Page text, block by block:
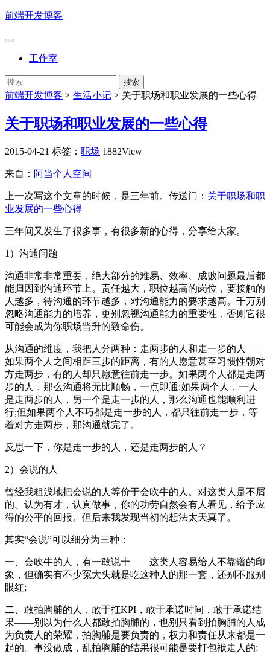
前端开发博客
工作室
前端开发博客 > 生活小记 > 关于职场和职业发展的一些心得
关于职场和职业发展的一些心得
2015-04-21 标签： 职场 1882View
来自： 阿当个人空间
上一次写这个文章的时候，是三年前。传送门： 关于职场和职
业发展的一些心得
三年间又发生了很多事，有很多新的心得，分享给大家。
1）沟通问题
沟通非常非常重要，绝大部分的难易、效率、成败问题最后都
能归因到沟通环节上。责任越大，职位越高的岗位，要接触的
人越多，待沟通的环节越多，对沟通能力的要求越高。千万别
忽略沟通能力的培养，更别忽视沟通能力的重要性，否则它很
可能会成为你职场晋升的致命伤。
从沟通的维度，我把人分两种：走两步的人和走一步的人——
如果两个人之间相距三步的距离，有的人愿意甚至习惯性朝对
方走两步，有的人却只愿意往前走一步。如果两个人都是走两
步的人，那么沟通将无比顺畅，一点即通;如果两个人，一人
是走两步的人，另一个是走一步的人，那么沟通也能顺利进
行;但如果两个人不巧都是走一步的人，都只往前走一步，等
着对方走两步，那沟通就完了。
反思一下，你是走一步的人，还是走两步的人？
2）会说的人
曾经我粗浅地把会说的人等价于会吹牛的人。对这类人是不屑
的。认为有才，认真做事，你的功劳自然会有人看见，给予应
得的公平的回报。但后来我发现当初的想法太天真了。
其实“会说”可以细分为三种：
一、会吹牛的人，有一敢说十——这类人容易给人不靠谱的印
象，但确实有不少冤大头就是吃这种人的那一套，还别不服别
眼红;
二、敢拍胸脯的人，敢于扛KPI，敢于承诺时间，敢于承诺结
果——别以为什么人都敢拍胸脯的，也别只看到拍胸脯的人成
为负责人的荣耀，拍胸脯是要负责的，权力和责任从来都是一
起的。事没做成，乱拍胸脯的结果很可能是要打包袱走人的;